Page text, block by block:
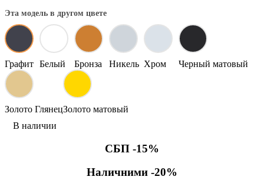
Эта модель в другом цвете
Графит Белый Бронза Никель Хром Черный матовый
Золото ГлянецЗолото матовый
В наличии
СБП -15%
Наличними -20%